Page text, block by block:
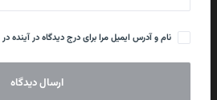
نام و آدرس ایمیل مرا برای درج دیدگاه در آینده